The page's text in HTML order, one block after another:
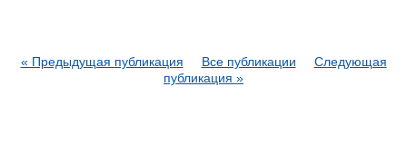
« Предыдущая публикация Все публикации
Следующая
публикация »